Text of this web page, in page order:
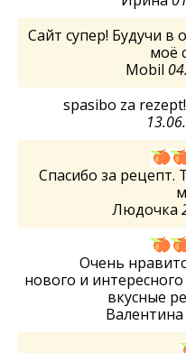
Сайт супер! Будучи в
моё
Mobil
spasibo za
Спасибо за рецепт.
Людочка
Очень
нового и
вкусные
Валентина